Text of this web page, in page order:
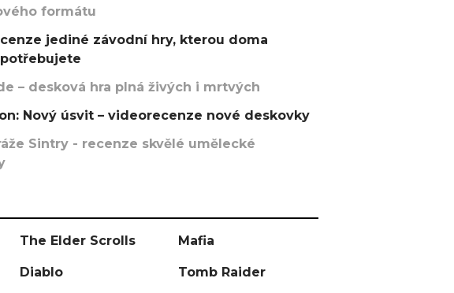
formátu
jediné závodní hry, kterou doma
– desková hra plná živých i mrtvých
Nový úsvit – videorecenze nové deskovky
Sintry - recenze skvělé umělecké
The Elder Scrolls Mafia
Diablo Tomb Raider